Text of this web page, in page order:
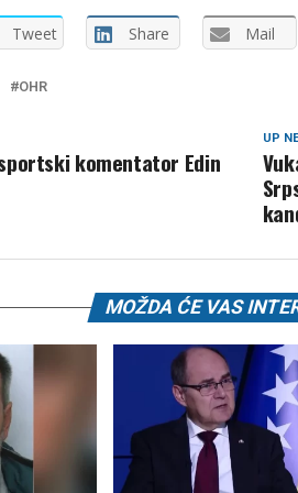
Tweet Share Mail
OHR
UP
komentator Edin
MOŽDA ĆE VAS